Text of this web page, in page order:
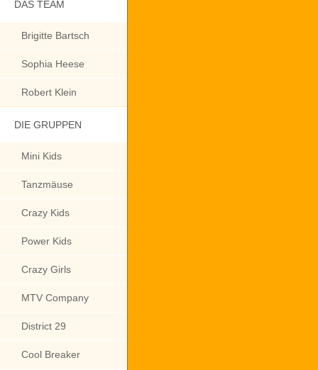
DAS TEAM
Brigitte Bartsch
Sophia Heese
Robert Klein
DIE GRUPPEN
Mini Kids
Tanzmäuse
Crazy Kids
Power Kids
Crazy Girls
MTV Company
District 29
Cool Breaker